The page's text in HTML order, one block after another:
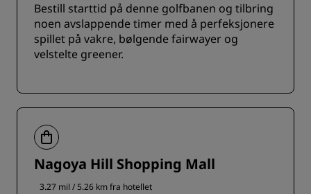
Bestill starttid på denne golfbanen og tilbring
noen avslappende timer med å perfeksjonere
spillet på vakre, bølgende fairwayer og
velstelte greener.
Nagoya Hill Shopping Mall
3.27 mil / 5.26 km fra hotellet